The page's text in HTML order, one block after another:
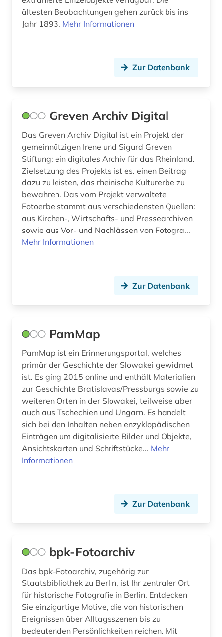
ältesten Beobachtungen gehen zurück bis ins
Jahr 1893. Mehr Informationen
Zur Datenbank
Greven Archiv Digital
Das Greven Archiv Digital ist ein Projekt der
gemeinnützigen Irene und Sigurd Greven
Stiftung: ein digitales Archiv für das Rheinland.
Zielsetzung des Projekts ist es, einen Beitrag
dazu zu leisten, das rheinische Kulturerbe zu
bewahren. Das vom Projekt verwaltete
Fotoerbe stammt aus verschiedensten Quellen:
aus Kirchen-, Wirtschafts- und Pressearchiven
sowie aus Vor- und Nachlässen von Fotogra...
Mehr Informationen
Zur Datenbank
PamMap
PamMap ist ein Erinnerungsportal, welches
primär der Geschichte der Slowakei gewidmet
ist. Es ging 2015 online und enthält Materialien
zur Geschichte Bratislavas/Pressburgs sowie zu
weiteren Orten in der Slowakei, teilweise aber
auch aus Tschechien und Ungarn. Es handelt
sich bei den Inhalten neben enzyklopädischen
Einträgen um digitalisierte Bilder und Objekte,
Ansichtskarten und Schriftstücke... Mehr
Informationen
Zur Datenbank
bpk-Fotoarchiv
Das bpk-Fotoarchiv, zugehörig zur
Staatsbibliothek zu Berlin, ist Ihr zentraler Ort
für historische Fotografie in Berlin. Entdecken
Sie einzigartige Motive, die von historischen
Ereignissen über Alltagsszenen bis zu
bedeutenden Persönlichkeiten reichen. Mit